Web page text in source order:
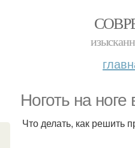
Ноготь на ноге
Что делать, как решить